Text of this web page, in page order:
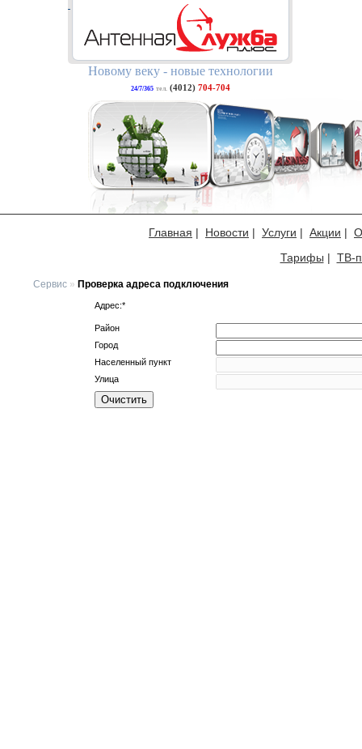
Новому веку - новые технологии
24/7/365 тел. (4012)704-704
Главная | Новости | Услуги | Акции |
Тарифы | ТВ-
Сервис » Проверка адреса подключения
Адрес:*
Район
Город
Населенный пункт
Улица